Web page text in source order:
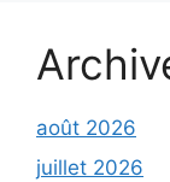
août 2026
juillet 2026